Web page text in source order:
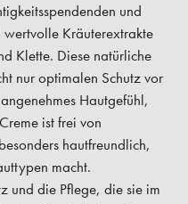
und
Kräuterextrakte
Klette. Diese natürliche
nur optimalen Schutz vor
Hautgefühl,
ist frei von
hautfreundlich,
macht.
und die Pflege, die sie im